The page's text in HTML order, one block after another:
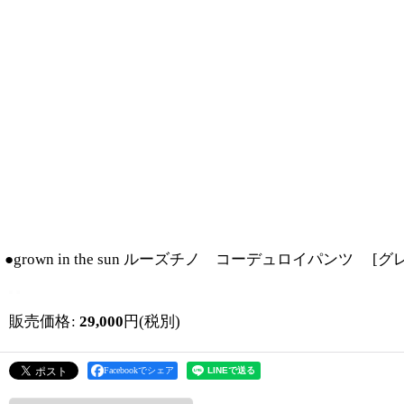
●grown in the sun ルーズチノ コーデュロイパンツ [グ
販売価格: 29,000 円(税別)
Facebookでシェア